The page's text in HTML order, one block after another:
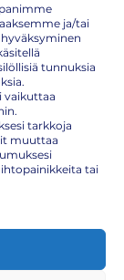
ja/tai
tunnuksia
vaikuttaa
tarkkoja
muuttaa
tai
miksi se on
kuten